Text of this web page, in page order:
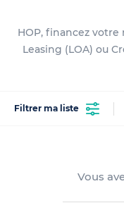
HOP, financez
Leasing (LOA) ou
Filtrer ma liste
Vous